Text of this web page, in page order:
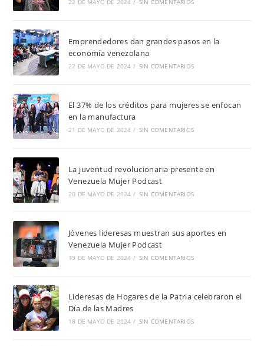
22 DE MAYO DE 2024 / SIN COMENTARIOS
Emprendedores dan grandes pasos en la
economía venezolana
22 DE MAYO DE 2024 / SIN COMENTARIOS
El 37% de los créditos para mujeres se enfocan
en la manufactura
21 DE MAYO DE 2024 / SIN COMENTARIOS
La juventud revolucionaria presente en
Venezuela Mujer Podcast
20 DE MAYO DE 2024 / SIN COMENTARIOS
Jóvenes lideresas muestran sus aportes en
Venezuela Mujer Podcast
19 DE MAYO DE 2024 / SIN COMENTARIOS
Lideresas de Hogares de la Patria celebraron el
Día de las Madres
18 DE MAYO DE 2024 / SIN COMENTARIOS